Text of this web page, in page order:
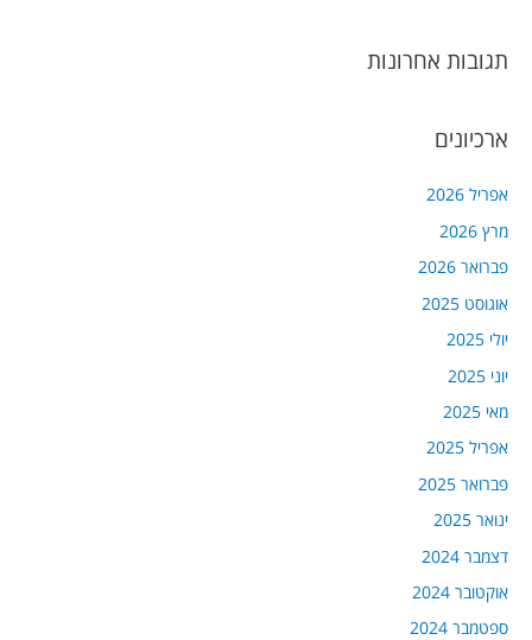
תגובות אחרונות
ארכיונים
אפריל 2026
מרץ 2026
פברואר 2026
אוגוסט 2025
יולי 2025
יוני 2025
מאי 2025
אפריל 2025
פברואר 2025
ינואר 2025
דצמבר 2024
אוקטובר 2024
ספטמבר 2024